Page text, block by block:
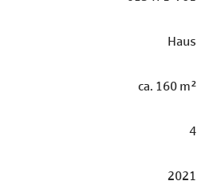
Haus
ca. 160 m²
4
2021